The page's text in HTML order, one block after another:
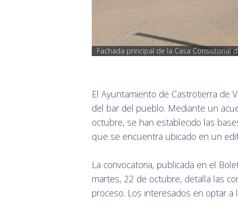
Fachada principal de la Casa Consistorial
El Ayuntamiento de Castrotierra de
del bar del pueblo. Mediante un
octubre, se han establecido las
que se encuentra ubicado en un
La convocatoria, publicada en el
martes, 22 de octubre, detalla las
proceso. Los interesados en optar